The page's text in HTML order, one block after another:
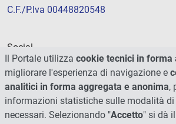
C.F./P.Iva 00448820548
Social
Il Portale utilizza cookie tecnici in forma
migliorare l'esperienza di navigazione e
analitici in forma aggregata e anonima,
informazioni statistiche sulle modalità
necessari. Selezionando "Accetto" si dà